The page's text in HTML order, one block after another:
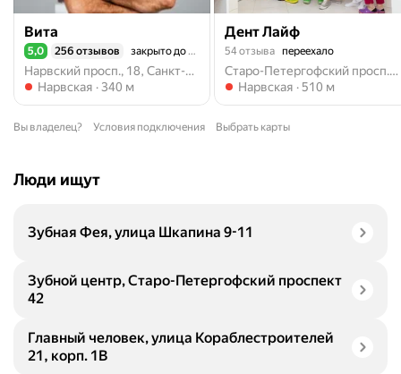
Вита
Рейтинг 5,0 из 5
5,0 256 отзывов закрыто до 10:00
Нарвский просп., 18, Санкт-Петербург
Метро Нарвская
Нарвская 340 м
Дент Лайф
54 отзыва переехало
Старо-Петергофский просп., 30, корп. 1, Санкт-Петербург
Метро Нарвская
Нарвская 510 м
Вы владелец? Условия подключения Выбрать карты
Люди ищут
Зубная Фея, улица Шкапина 9-11
Зубной центр, Старо-Петергофский проспект
42
Главный человек, улица Кораблестроителей
21, корп. 1В